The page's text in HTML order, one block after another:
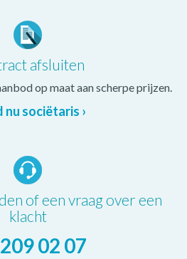
afsluiten
op maat aan scherpe prijzen.
nu sociëtaris ›
of een vraag over een
klacht
02 07